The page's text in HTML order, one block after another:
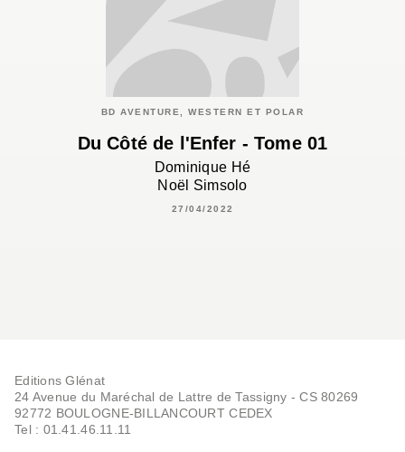
BD AVENTURE, WESTERN ET POLAR
Du Côté de l'Enfer - Tome 01
Dominique Hé
Noël Simsolo
27/04/2022
Editions Glénat
24 Avenue du Maréchal de Lattre de Tassigny - CS 80269
92772 BOULOGNE-BILLANCOURT CEDEX
Tel : 01.41.46.11.11